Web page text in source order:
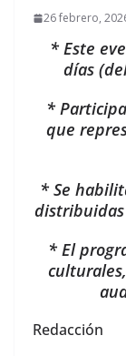
26 febrero,
* Este
días
*
que
* Se
* El
Redacción